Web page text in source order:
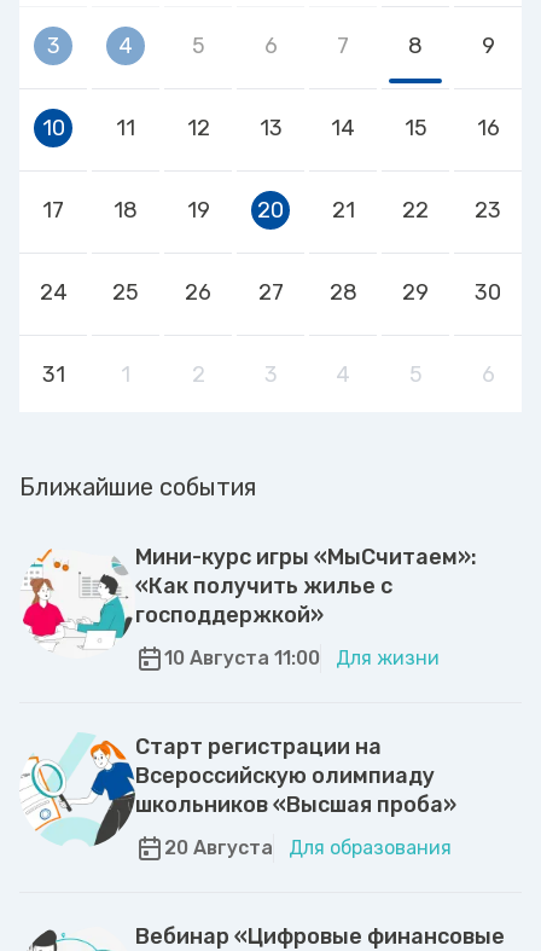
3 4 5 6 7 8 9
10 11 12 13 14 15 16
17 18 19 20 21 22 23
24 25 26 27 28 29 30
31 1 2 3 4 5 6
Ближайшие события
Мини-курс игры «МыСчитаем»:
«Как получить жилье с
господдержкой»
10 Августа 11:00 Для жизни
Старт регистрации на
Всероссийскую олимпиаду
школьников «Высшая проба»
20 Августа Для образования
Вебинар «Цифровые финансовые